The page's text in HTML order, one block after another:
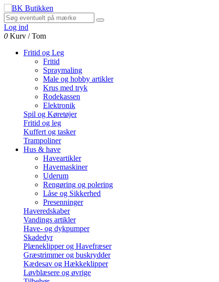
Log ind
0 Kurv /Tom
Fritid og Leg
Fritid
Spraymaling
Male og hobby artikler
Krus med tryk
Rodekassen
Elektronik
Spil og Køretøjer
Fritid og leg
Kuffert og tasker
Trampoliner
Hus & have
Haveartikler
Havemaskiner
Uderum
Rengøring og polering
Låse og Sikkerhed
Presenninger
Haveredskaber
Vandings artikler
Have- og dykpumper
Skadedyr
Plæneklipper og Havefræser
Græstrimmer og buskrydder
Kædesav og Hækkeklipper
Løvblæsere og øvrige